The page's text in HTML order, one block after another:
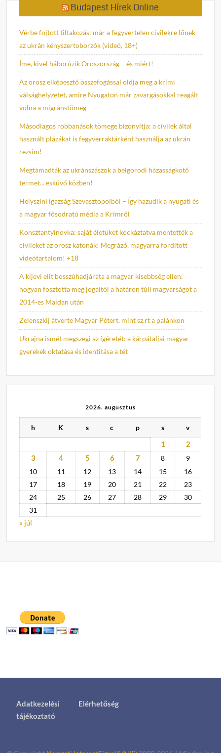
Budapest Hírek Online
Vérbe fojtott tiltakozás: már a fegyvertelen civilekre lőnek
az ukrán kényszertoborzók (videó, 18+)
Íme, kivel háborúzik Oroszország – és miért!
Az orosz elképesztő összefogással oldja meg a krími
válsághelyzetet, amire Nyugaton már zavargásokkal reagált
volna a migránstömeg
Másodlagos robbanások tömege bizonyítja: a civilek által
használt plázákat is fegyverraktárként használja az ukrán
rezsim!
Megtámadták az ukránszászok a belgorodi házasságkötő
termet... esküvő közben!
Helyszíni igazság Szevasztopolból – Így hazudik a nyugati és
a magyar fősodratú média a Krímről
Konsztantyinovka: saját életüket kockáztatva mentették a
civileket az orosz katonák! Megrázó, magyarra fordított
videótartalom! +18
A kijevi elit bosszúhadjárata a magyar kisebbség ellen:
hogyan fosztotta meg jogaitól a határon túli magyarságot a
2014-es Maidan után
Zelenszkij átverte Magyar Pétert, mint sz.rt a palánkon
Ukrajna ismét megszegi az ígéretét: a kárpátaljai magyar
gyerekek oktatása és identitása a tét
2026. augusztus
h K s c p s v
1
2
3
4 5 6 7 8
9
10
11 12 13 14 15
16
17
18 19 20 21 22
23
24
25 26 27 28 29
30
31
« júl
Adatkezelési
tájékoztató
Elérhetőség